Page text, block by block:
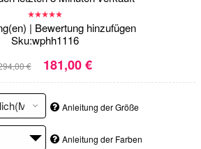
| Bewertung hinzufügen
Sku:wphh1116
€ 181,00 €
Anleitung der Größe
Anleitung der Farben